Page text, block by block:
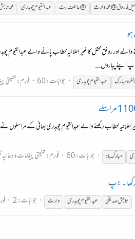
فاروق@ محمد وارث @عاطف بٹ عبدالقیومچوہدری محمد
مبارک عبدالقیومچوہدری جوابات: 60 فورم:تہنیتی
مبارک باد جوابات: 60 فورم:تہنیتی پیغامات و
۔ :پ
تابش صدیقی عبدالقیومچوہدری وارث جوابات: 2